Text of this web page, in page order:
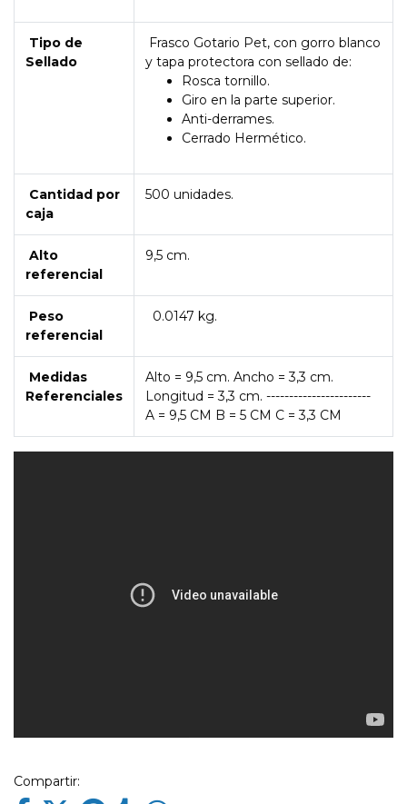
Tipo de
Sellado
Frasco Gotario Pet, con gorro blanco
y tapa protectora con sellado de:
Rosca tornillo.
Giro en la parte superior.
Anti-derrames.
Cerrado Hermético.
Cantidad por
caja
500 unidades.
Alto
referencial
9,5 cm.
Peso
referencial
0.0147 kg.
Medidas
Referenciales
Alto = 9,5 cm. Ancho = 3,3 cm.
Longitud = 3,3 cm. -----------------------
A = 9,5 CM B = 5 CM C = 3,3 CM
Compartir: